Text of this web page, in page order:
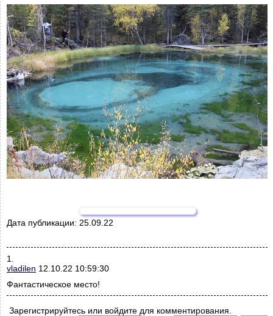
Дата публикации: 25.09.22
1.
vladilen 12.10.22 10:59:30
Фантастическое место!
Зарегистрируйтесь или войдите для комментирования.